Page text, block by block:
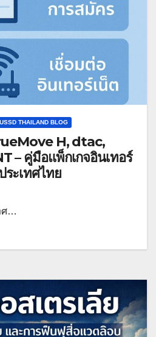
USSD THAILAND BLOG
H, dtac,
– คู่มือแพ็กเกจอินเทอร์
ระเทศไทย
ศ…